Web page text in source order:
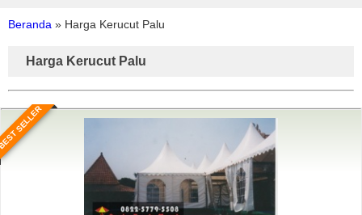
Beranda » Harga Kerucut Palu
Harga Kerucut Palu
SELLER